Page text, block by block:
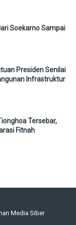
Soekarno Sampai
Presiden Senilai
Infrastruktur
Tersebar,
Fitnah
Media Siber